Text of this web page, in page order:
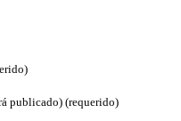
publicado) (requerido)